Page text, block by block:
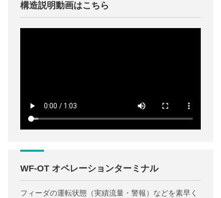
構造説明動画はこちら
WF-OT オペレーションターミナル
フィーダの運転状態（実績流量・警報）などを素早く